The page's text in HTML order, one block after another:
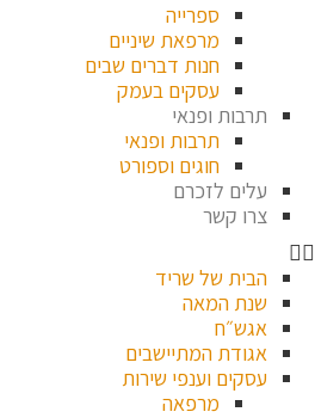
ספרייה
מרפאת שיניים
חנות דברים שבים
עסקים בעמק
ופנאי
תרבות ופנאי
חוגים וספורט
לזכרם
קשר
של שריד
המאה
המתיישבים
וענפי שירות
מרפאה